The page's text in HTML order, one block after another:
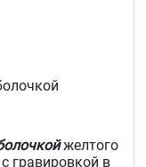
желтого
гравировкой в